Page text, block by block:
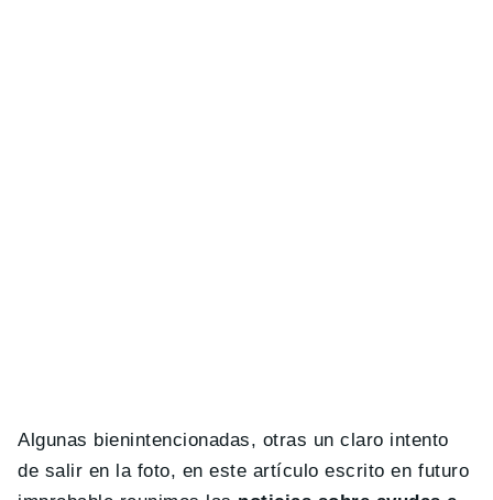
Algunas bienintencionadas, otras un claro intento
de salir en la foto, en este artículo escrito en futuro